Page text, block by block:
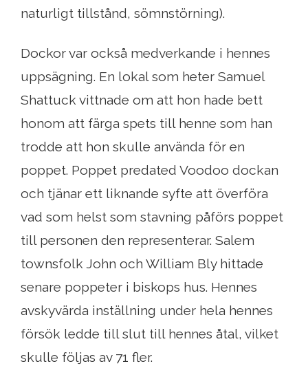
naturligt tillstånd, sömnstörning).
Dockor var också medverkande i hennes
uppsägning. En lokal som heter Samuel
Shattuck vittnade om att hon hade bett
honom att färga spets till henne som han
trodde att hon skulle använda för en
poppet. Poppet predated Voodoo dockan
och tjänar ett liknande syfte att överföra
vad som helst som stavning påförs poppet
till personen den representerar. Salem
townsfolk John och William Bly hittade
senare poppeter i biskops hus. Hennes
avskyvärda inställning under hela hennes
försök ledde till slut till hennes åtal, vilket
skulle följas av 71 fler.